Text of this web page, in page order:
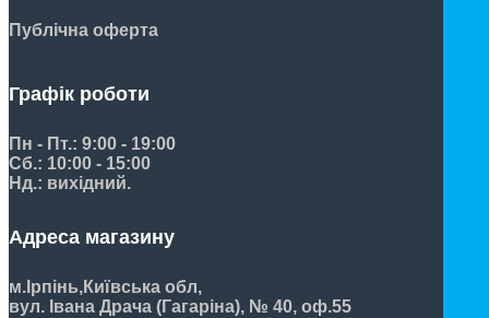
Публічна оферта
Графік роботи
Пн - Пт.: 9:00 - 19:00
Сб.: 10:00 - 15:00
Нд.: вихідний.
Адреса магазину
м.Ірпінь,Київська обл,
вул. Івана Драча (Гагаріна), № 40, оф.55